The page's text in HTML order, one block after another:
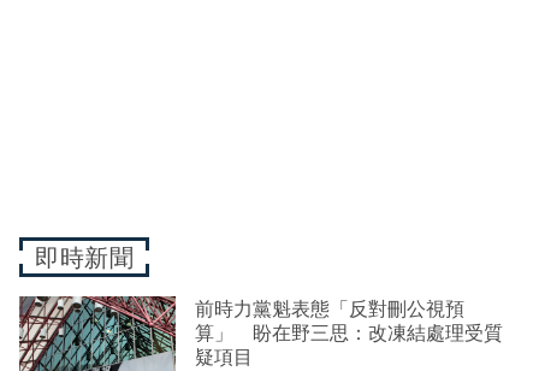
即時新聞
前時力黨魁表態「反對刪公視預
算」 盼在野三思：改凍結處理受質
疑項目